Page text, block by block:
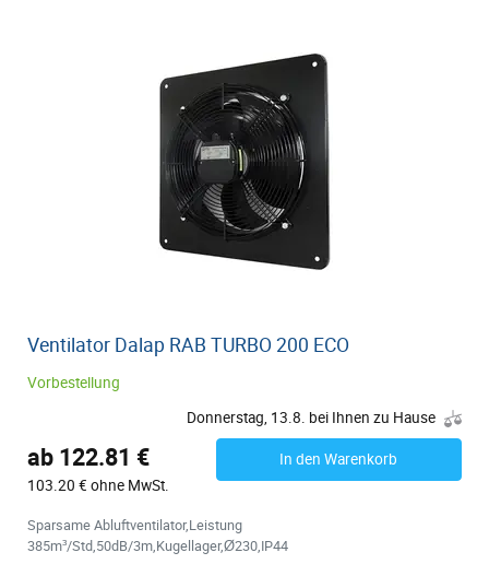
Ventilator Dalap RAB TURBO 200 ECO
Vorbestellung
Donnerstag, 13.8. bei Ihnen zu Hause
ab 122.81 €
103.20 € ohne MwSt.
In den Warenkorb
Sparsame Abluftventilator,Leistung
385m³/Std,50dB/3m,Kugellager,Ø230,IP44